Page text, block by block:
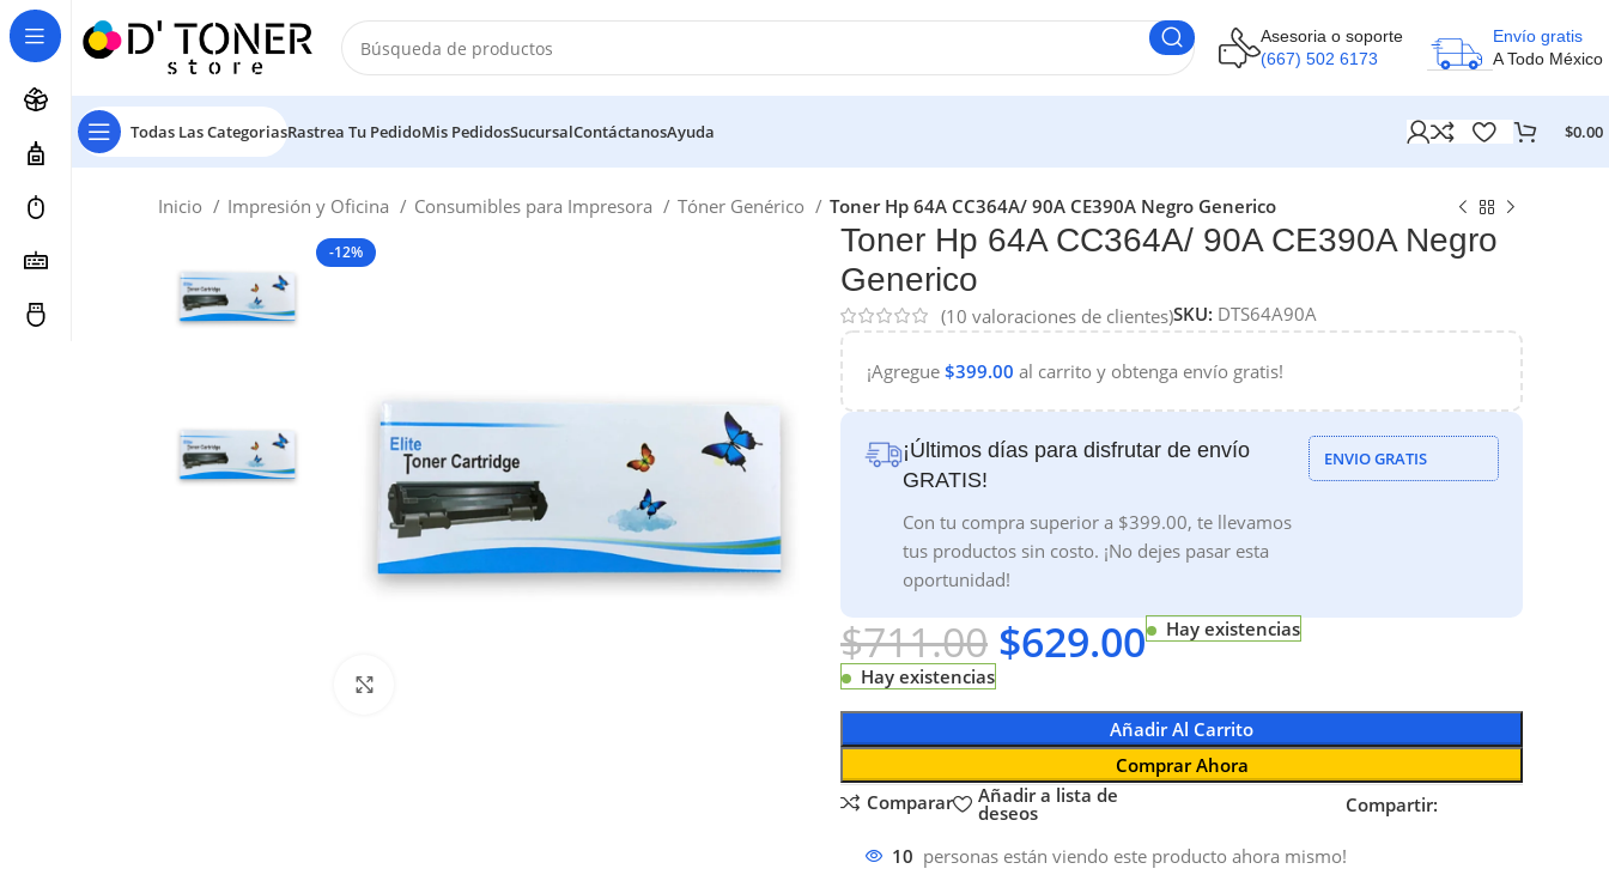
Asesoria o soporte
(667) 502 6173
Envío gratis
A Todo México
Todas Las CategoriasRastrea Tu PedidoMis PedidosSucursalContáctanosAyuda $0.00
Inicio Impresión y Oficina Consumibles para Impresora Tóner Genérico Toner Hp 64A CC364A/ 90A CE390A Negro Generico
-12%
Toner Hp 64A CC364A/ 90A CE390A Negro
Generico
(10 valoraciones de clientes)SKU: DTS64A90A
¡Agregue $399.00 al carrito y obtenga envío gratis!
¡Últimos días para disfrutar de envío
GRATIS!
Con tu compra superior a $399.00, te llevamos
tus productos sin costo. ¡No dejes pasar esta
oportunidad!
ENVIO GRATIS
$711.00 $629.00
Hay existencias
Hay existencias
Añadir Al Carrito
Comprar Ahora
Comparar
Añadir a lista de
deseos Compartir:
10 personas están viendo este producto ahora mismo!